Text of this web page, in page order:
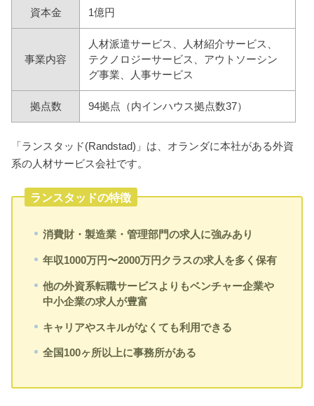
資本金 1億円
事業内容
人材派遣サービス、人材紹介サービス、
テクノロジーサービス、アウトソーシン
グ事業、人事サービス
拠点数 94拠点（内インハウス拠点数37）
「ランスタッド(Randstad)」は、オランダに本社がある外資
系の人材サービス会社です。
ランスタッドの特徴
消費財・製造業・管理部門の求人に強みあり
年収1000万円〜2000万円クラスの求人を多く保有
他の外資系転職サービスよりもベンチャー企業や
中小企業の求人が豊富
キャリアやスキルがなくても利用できる
全国100ヶ所以上に事務所がある